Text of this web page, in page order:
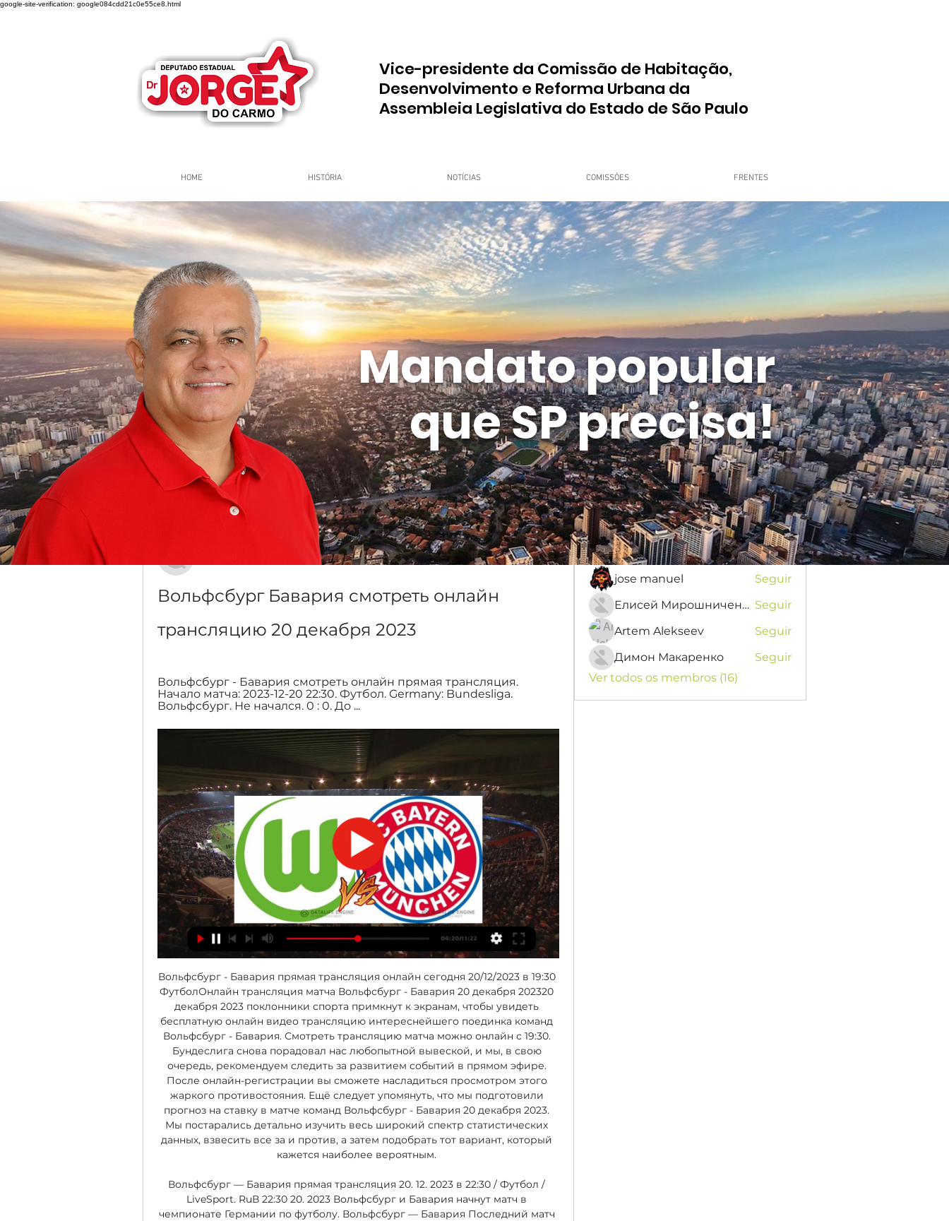
google-site-verification: google084cdd21c0e55ce8.html
Vice-presidente da Comissão de Habitação,
Desenvolvimento e Reforma Urbana da
Assembleia Legislativa do Estado de São Paulo
HOME HISTÓRIA NOTÍCIAS COMISSÕES FRENTES
Página Inicial Grupo Dr. Jorge do Carmo
Grupo Dr. Jorge do Carmo
Público · 16 membros
Entrar
Discussão Mídia Membros Sobre
Вольфсбург Бавария смотреть онлайн
трансляцию 20 декабря 2023
Вольфсбург - Бавария смотреть онлайн прямая трансляция.
Начало матча: 2023-12-20 22:30. Футбол. Germany: Bundesliga.
Вольфсбург. Не начался. 0 : 0. До ...
Вольфсбург - Бавария прямая трансляция онлайн сегодня 20/12/2023 в 19:30
ФутболОнлайн трансляция матча Вольфсбург - Бавария 20 декабря 202320
декабря 2023 поклонники спорта примкнут к экранам, чтобы увидеть
бесплатную онлайн видео трансляцию интереснейшего поединка команд
Вольфсбург - Бавария. Смотреть трансляцию матча можно онлайн с 19:30.
Бундеслига снова порадовал нас любопытной вывеской, и мы, в свою
очередь, рекомендуем следить за развитием событий в прямом эфире.
После онлайн-регистрации вы сможете насладиться просмотром этого
жаркого противостояния. Ещё следует упомянуть, что мы подготовили
прогноз на ставку в матче команд Вольфсбург - Бавария 20 декабря 2023.
Мы постарались детально изучить весь широкий спектр статистических
данных, взвесить все за и против, а затем подобрать тот вариант, который
кажется наиболее вероятным.
Вольфсбург — Бавария прямая трансляция 20. 12. 2023 в 22:30 / Футбол /
LiveSport. RuВ 22:30 20. 2023 Вольфсбург и Бавария начнут матч в
чемпионате Германии по футболу. Вольфсбург — Бавария Последний матч
membros
Anna Favorskaya
Seguir
jose manuel
Seguir
Елисей Мирошниченко Seguir
Artem Alekseev
Seguir
Димон Макаренко
Seguir
Ver todos os membros (16)
Mandato popular
que SP precisa!